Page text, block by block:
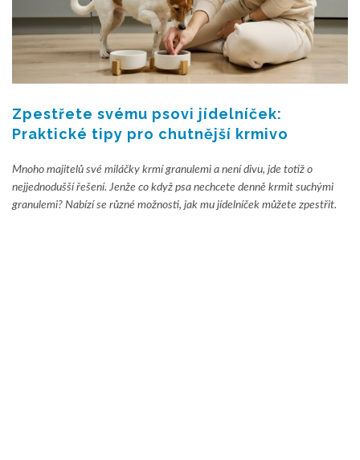
Zpestřete svému psovi jídelníček:
Praktické tipy pro chutnější krmivo
Mnoho majitelů své miláčky krmí granulemi a není divu, jde totiž o
nejjednodušší řešení. Jenže co když psa nechcete denně krmit suchými
granulemi? Nabízí se různé možnosti, jak mu jídelníček můžete zpestřit.